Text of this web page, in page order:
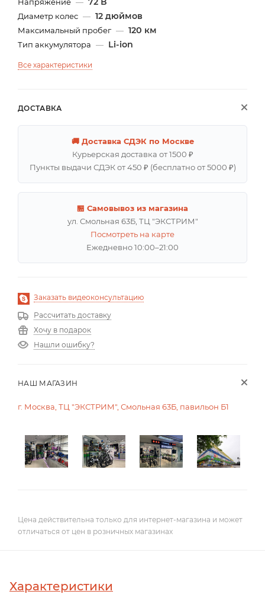
Напряжение —
Диаметр колес — 12 дюймов
Максимальный пробег — 120 км
Тип аккумулятора — Li-ion
Все характеристики
ДОСТАВКА
🚚 Доставка СДЭК по Москве
Курьерская доставка от 1500 ₽
Пункты выдачи СДЭК от 450 ₽ (бесплатно от 5000 ₽)
🏪 Самовывоз из магазина
ул. Смольная 63Б, ТЦ "ЭКСТРИМ"
Посмотреть на карте
Ежедневно 10:00–21:00
Заказать видеоконсультацию
Рассчитать доставку
Хочу в подарок
Нашли ошибку?
НАШ МАГАЗИН
г. Москва, ТЦ "ЭКСТРИМ", Смольная 63Б, павильон Б1
Цена действительна только для интернет-магазина и может
отличаться от цен в розничных магазинах
Характеристики